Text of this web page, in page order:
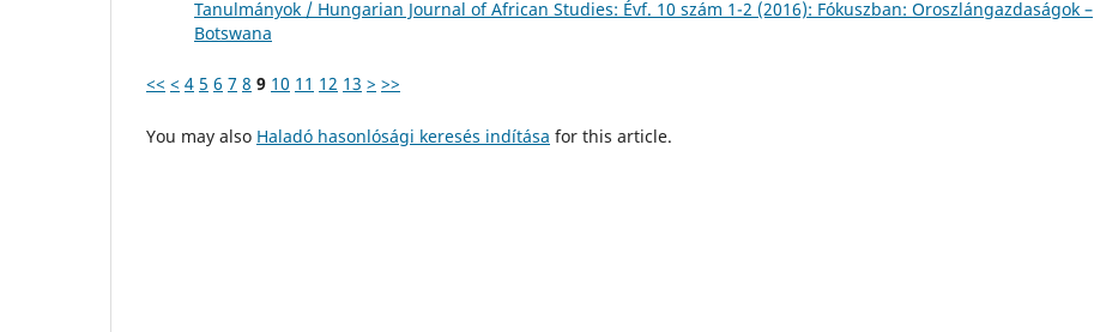
Tanulmányok / Hungarian Journal of African Studies: Évf. 10 szám 1-2 (2016): Fókuszban: Oroszlángazdaságok –
Botswana
<< < 4 5 6 7 8 9 10 11 12 13 > >>
You may also Haladó hasonlósági keresés indítása for this article.